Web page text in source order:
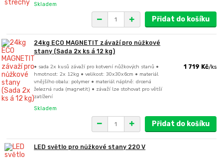
Skladem
Přidat do košíku
24kg ECO MAGNETIT závaží pro nůžkové
stany (Sada 2x ks á 12 kg)
• sada 2x kusů závaží pro kotvení nůžkových stanů •
hmotnost: 2x 12kg • velikost: 30x30x6cm • materiál
vnějšího obalu: polymer • materiál náplně: drcená
železná ruda (magnetit) • závaží lze stohovat pro větší
zatížení
1 719 Kč/ks
Skladem
Přidat do košíku
LED světlo pro nůžkové stany 220 V